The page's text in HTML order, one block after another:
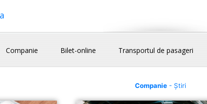
Companie Bilet-online Transportul de pasageri
Companie- Știri